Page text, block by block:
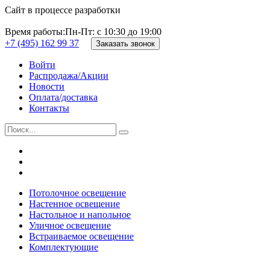
Сайт в процессе разработки
Время работы:Пн-Пт: с 10:30 до 19:00
+7 (495) 162 99 37
Заказать звонок
Войти
Распродажа/Акции
Новости
Оплата/доставка
Контакты
Потолочное освещение
Настенное освещение
Настольное и напольное
Уличное освещение
Встраиваемое освещение
Комплектующие